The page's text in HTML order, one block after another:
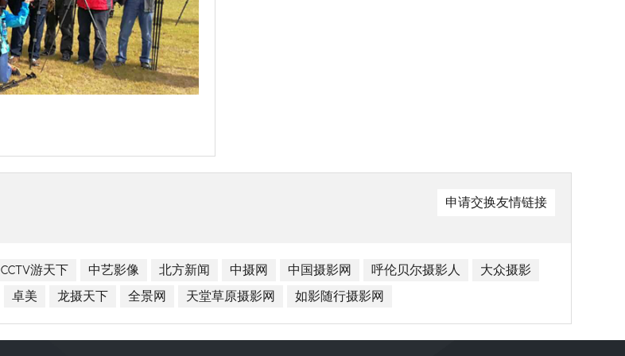
申请交换友情链接
CCTV游天下 中艺影像 北方新闻 中摄网 中国摄影网 呼伦贝尔摄影人
大众摄影
卓美 龙摄天下 全景网 天堂草原摄影网 如影随行摄影网